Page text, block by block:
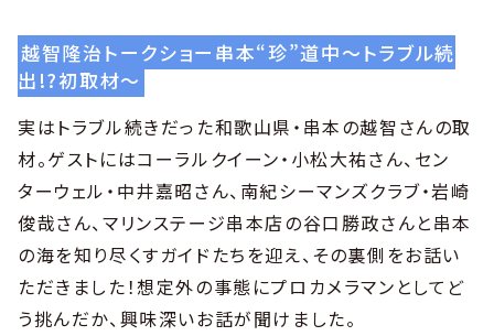
越智隆治トークショー串本“珍”道中〜トラブル続
出!?初取材〜
実はトラブル続きだった和歌山県・串本の越智さんの取
材。ゲストにはコーラルクイーン・小松大祐さん、セン
ターウェル・中井嘉昭さん、南紀シーマンズクラブ・岩崎
俊哉さん、マリンステージ串本店の谷口勝政さんと串本
の海を知り尽くすガイドたちを迎え、その裏側をお話い
ただきました！想定外の事態にプロカメラマンとしてど
う挑んだか、興味深いお話が聞けました。